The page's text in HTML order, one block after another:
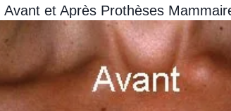
Avant et Après Prothèses